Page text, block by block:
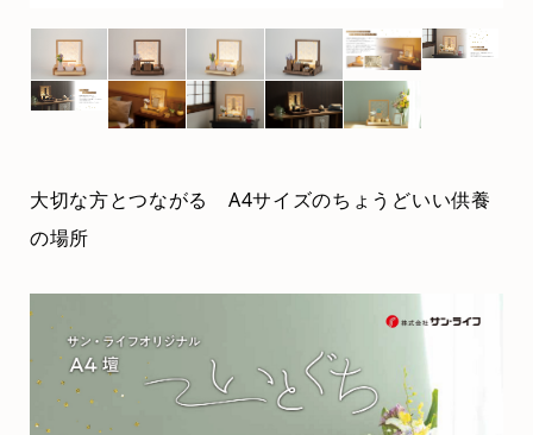
大切な方とつながる A4サイズのちょうどいい供養
の場所